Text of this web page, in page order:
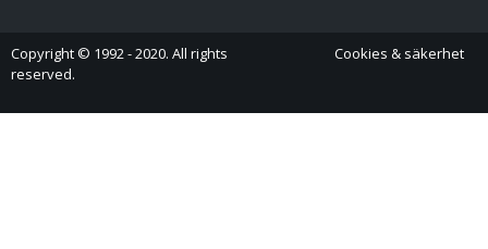
Copyright © 1992 - 2020. All rights
reserved.
Cookies & säkerhet